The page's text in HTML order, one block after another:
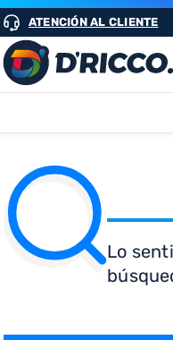
ATENCIÓN AL CLIENTE
Lo